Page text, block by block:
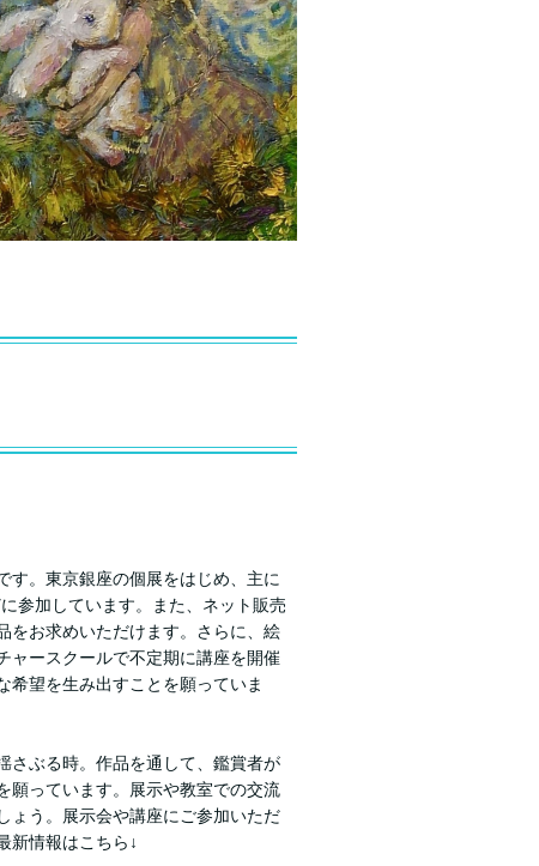
す。東京銀座の個展をはじめ、主に
参加しています。また、ネット販売
をお求めいただけます。さらに、絵
ャースクールで不定期に講座を開催
希望を生み出すことを願っていま
さぶる時。作品を通して、鑑賞者が
願っています。展示や教室での交流
ょう。展示会や講座にご参加いただ
新情報はこちら↓